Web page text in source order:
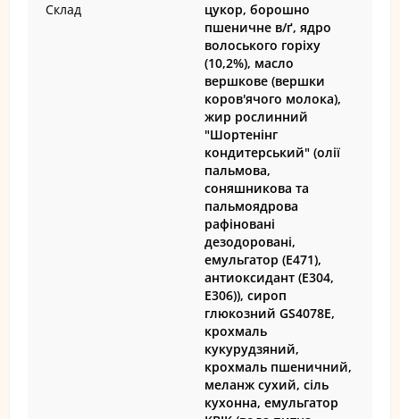
Склад
цукор, борошно
пшеничне в/ґ, ядро
волоського горіху
(10,2%), масло
вершкове (вершки
коров'ячого молока),
жир рослинний
"Шортенінг
кондитерський" (олії
пальмова,
соняшникова та
пальмоядрова
рафіновані
дезодоровані,
емульгатор (Е471),
антиоксидант (Е304,
Е306)), сироп
глюкозний GS4078E,
крохмаль
кукурудзяний,
крохмаль пшеничний,
меланж сухий, сіль
кухонна, емульгатор